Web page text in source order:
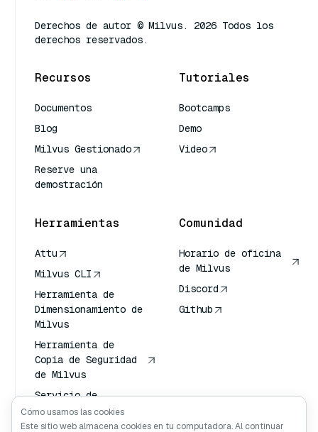
Derechos de autor © Milvus. 2026 Todos los
derechos reservados.
Recursos
Documentos
Blog
Milvus Gestionado
Reserve una
demostración
Tutoriales
Bootcamps
Demo
Video
Herramientas
Attu
Milvus CLI
Herramienta de
Dimensionamiento de
Milvus
Herramienta de
Copia de Seguridad
de Milvus
Servicio de
Transporte de
Vectores (VTS)
Comunidad
Horario de oficina
de Milvus
Discord
Github
Cómo usamos las cookies
Este sitio web almacena cookies en tu computadora. Al continuar